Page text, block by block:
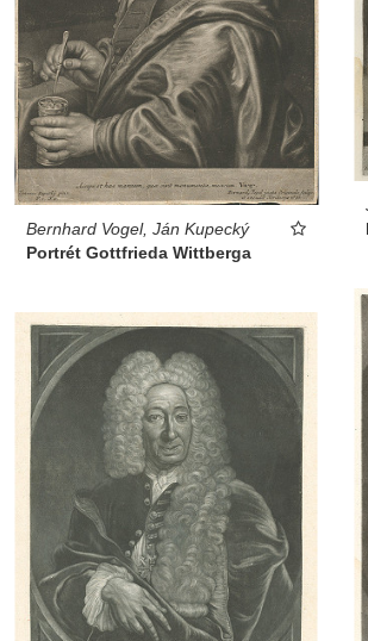
Bernhard Vogel, Ján Kupecký
Portrét Gottfrieda Wittberga